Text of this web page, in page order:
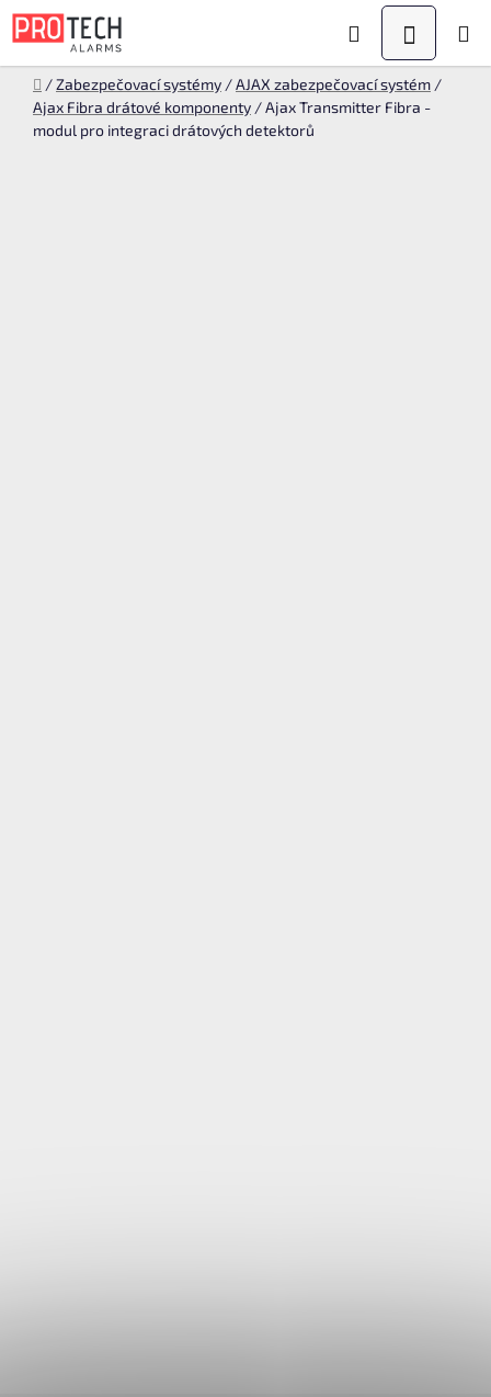
Přejít
na
Hledat
KOŠÍK
Domů
/Zabezpečovací systémy /AJAX zabezpečovací systém /
Ajax Fibra drátové komponenty /Ajax Transmitter Fibra -
modul pro integraci drátových detektorů